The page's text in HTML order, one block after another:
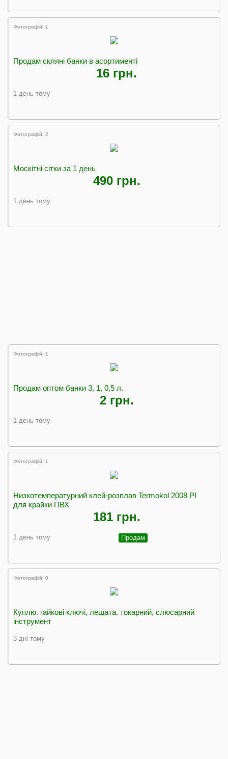
Фотографій: 1
Продам скляні банки в асортименті
16 грн.
1 день тому
Фотографій: 2
Москітні сітки за 1 день
490 грн.
1 день тому
Фотографій: 1
Продам оптом банки 3, 1, 0,5 л.
2 грн.
1 день тому
Фотографій: 1
Низкотемпературний клей-розплав Termokol 2008 PI
для крайки ПВХ
181 грн.
1 день тому Продам
Фотографій: 0
Куплю. гайкові ключі, лещата. токарний, слюсарний
інструмент
3 дні тому